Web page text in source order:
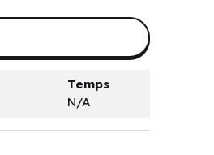
Temps
N/A